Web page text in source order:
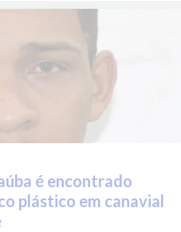
é encontrado
plástico em canavial